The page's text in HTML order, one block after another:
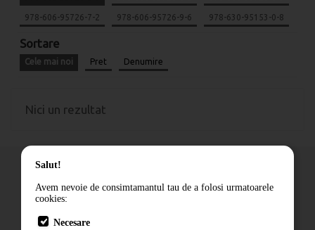
978-606-95726-7-2 978-606-95726-9-6 978-630-95153-0-8
Sortare
Cele mai noi Pret Denumire
Nici un rezultat
Cum comand
Livrare
Salut!
Avem nevoie de consimtamantul tau de a folosi urmatoarele
cookies:
Necesare